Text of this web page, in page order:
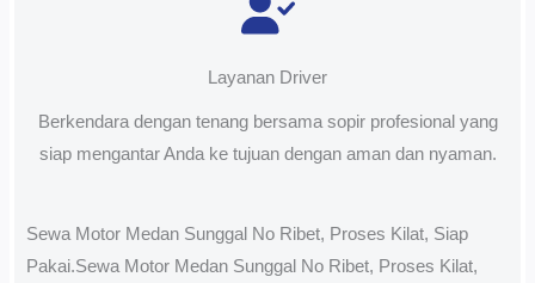
Layanan Driver
Berkendara dengan tenang bersama sopir profesional yang
siap mengantar Anda ke tujuan dengan aman dan nyaman.
Sewa Motor Medan Sunggal No Ribet, Proses Kilat, Siap
Pakai.Sewa Motor Medan Sunggal No Ribet, Proses Kilat,